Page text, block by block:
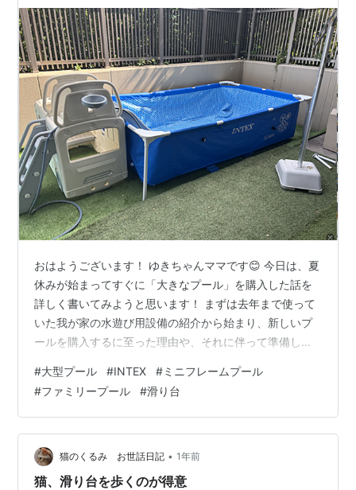
おはようございます！ ゆきちゃんママです😊 今日は、夏
休みが始まってすぐに「大きなプール」を購入した話を
詳しく書いてみようと思います！ まずは去年まで使って
いた我が家の水遊び用設備の紹介から始まり、新しいプ
ールを購入するに至った理由や、それに伴って準備した
けど何を買ったらいいかわからない…」という方の参考
になれば嬉しいです！ 昨年までの我が家のプール事情 な
ぜか家にある「バスのすべり台」 プール×すべり台、試
してみたら？ 購入した新しいプール プール運用に向けて
解決すべき課題 我が家の対応方針 実際の活用シーン ま
とめ：大きなプール買って正解…
#大型プール #INTEX #ミニフレームプール
#ファミリープール #滑り台
猫のくるみ お世話日記 • 1年前
猫、滑り台を歩くのが得意